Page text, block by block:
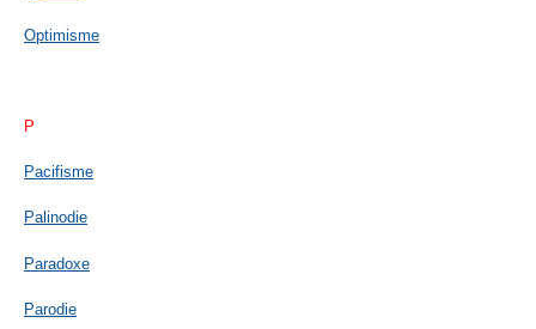
Optimisme
P
Pacifisme
Palinodie
Paradoxe
Parodie